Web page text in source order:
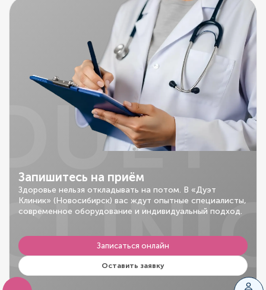
Запишитесь на приём
Здоровье нельзя откладывать на потом. В «Дуэт
Клиник» (Новосибирск) вас ждут опытные специалисты,
современное оборудование и индивидуальный подход.
Записаться онлайн
Оставить заявку